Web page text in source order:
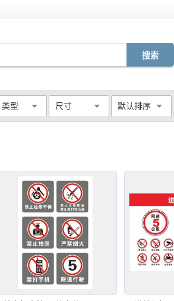
默认排序
尺寸
类型
AI PPT EPS TIF PDF
WMF MOV AEP VSP